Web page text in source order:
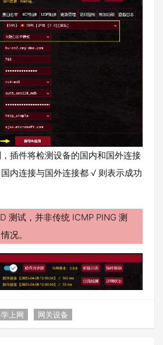
插件将检测设备的国内和国外连接
内连接与国外连接都 √ 则表示成功
测试，并非传统 ICMP PING 测
况。
上网 网关设备